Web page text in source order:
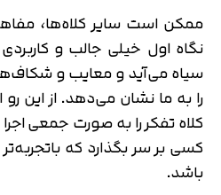
ممکن است سایر کلاه‌ها،
نگاه اول خیلی جالب و
سیاه می‌آید و معایب و
را به ما نشان می‌دهد. از
کلاه تفکر را به صورت جمعی اجرا
کسی بر سر بگذارد که باتجربه‌تر
باشد.